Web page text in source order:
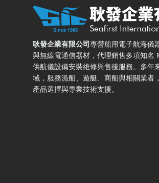
耿發企業有限公司 — 網站概要、主
耿發企業有限公司專營船用電子航海儀
與無線電通信器材，代理銷售多項知名
供航儀設備安裝維修與售後服務。多年
域，服務漁船、遊艇、商船與相關業者
產品選擇與專業技術支援。